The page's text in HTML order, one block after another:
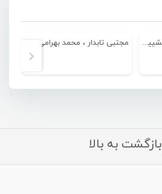
گزارش تصویری از مراسم تشییع جنازه و خاکسپاری “پویا پاسلار”
بازگشت به بالا